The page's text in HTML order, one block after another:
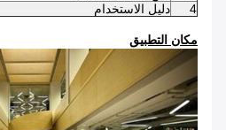
4
دليل الاستخدام
مكان التطبيق